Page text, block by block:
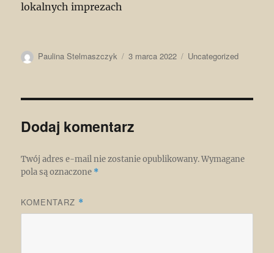
lokalnych imprezach
Autor
Paulina Stelmaszczyk
Data
3 marca 2022 Kategorie
Uncategorized
Dodaj komentarz
Twój adres e-mail nie zostanie opublikowany. Wymagane
pola są oznaczone *
KOMENTARZ *